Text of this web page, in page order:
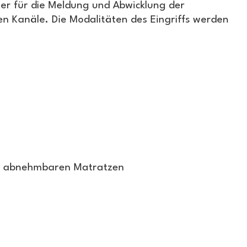
für die Meldung und Abwicklung der
Kanäle. Die Modalitäten des Eingriffs werden
abnehmbaren Matratzen